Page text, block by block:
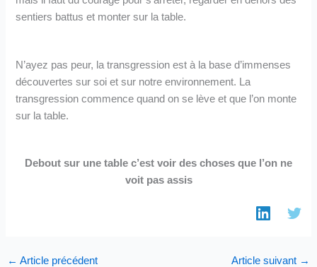
sentiers battus et monter sur la table.
N’ayez pas peur, la transgression est à la base d’immenses
découvertes sur soi et sur notre environnement. La
transgression commence quand on se lève et que l’on monte
sur la table.
Debout sur une table c’est voir des choses que l’on ne
voit pas assis
← Article précédent Article suivant →